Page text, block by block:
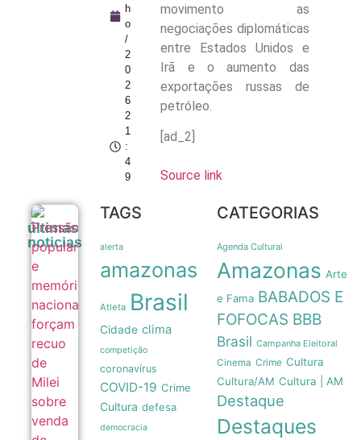
h
o
/
2
0
2
6
2
1
:
4
9
movimento as
negociações diplomáticas
entre Estados Unidos e
Irã e o aumento das
exportações russas de
petróleo.
[ad_2]
Source link
últimas
noticias
Pressão
memória
forçam
Milei sobre
venda de
terras a
estrangeiros
06/08
TAGS
alerta
amazonas
Atleta Brasil
Cidade clima
competição
coronavírus
COVID-19 Crime
Cultura defesa
democracia
CATEGORIAS
Agenda Cultural
Amazonas Arte
e Fama BABADOS E
FOFOCAS BBB
Brasil Campanha Eleitoral
Cinema Crime Cultura
Cultura/AM Cultura | AM
Destaque
Destaques